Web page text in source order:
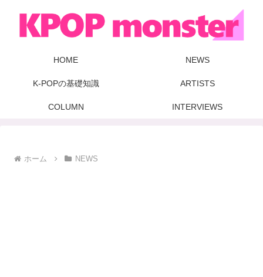
HOME NEWS
K-POPの基礎知識 ARTISTS
COLUMN INTERVIEWS
ホーム NEWS